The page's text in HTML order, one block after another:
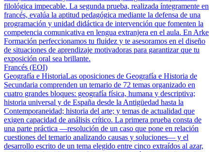
filológica impecable. La segunda prueba, realizada íntegramente en
francés, evalúa la aptitud pedagógica mediante la defensa de una
programación y unidad didáctica de intervención que fomenten la
competencia comunicativa en lengua extranjera en el aula. En Arke
Formación perfeccionamos tu fluidez y te asesoramos en el diseño
de situaciones de aprendizaje motivadoras para garantizar que tu
exposición oral sea brillante.
Francés (EOI)
Geografía e HistoriaLas oposiciones de Geografía e Historia de
Secundaria comprenden un temario de 72 temas organizado en
cuatro grandes bloques: geografía física, humana y descriptiva;
historia universal y de España desde la Antigüedad hasta la
Contemporaneidad; historia del arte; y temas de actualidad que
exigen capacidad de análisis crítico. La primera prueba consta de
una parte práctica —resolución de un caso que pone en relación
cuestiones del temario analizando causas y soluciones— y el
desarrollo escrito de un tema elegido entre cinco extraídos al azar,